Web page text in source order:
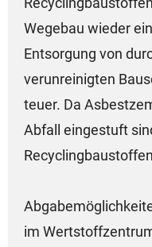
Wegebau wieder
Entsorgung von
verunreinigten
teuer. Da
Abfall eingestuft
im